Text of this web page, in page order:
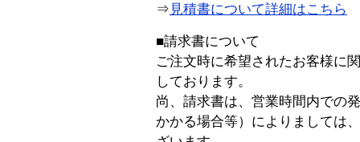
⇒ 見積書について詳細はこちら
■請求書について
ご注文時に希望されたお客様に
しております。
尚、請求書は、営業時間内での
かかる場合等）によりましては